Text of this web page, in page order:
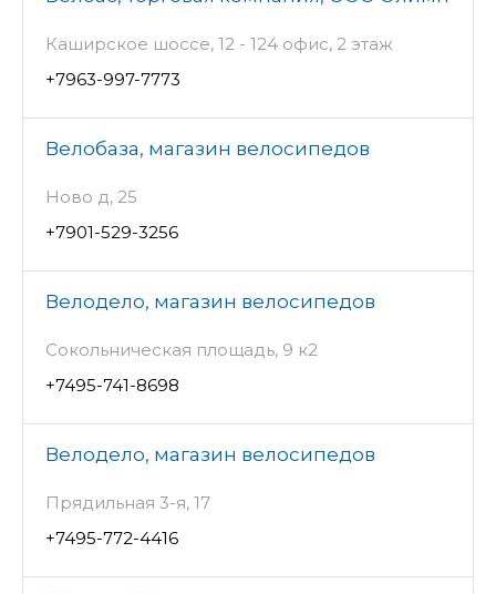
Каширское шоссе, 12 - 124 офис, 2 этаж
+7963-997-7773
Велобаза, магазин велосипедов
Ново д, 25
+7901-529-3256
Велодело, магазин велосипедов
Сокольническая площадь, 9 к2
+7495-741-8698
Велодело, магазин велосипедов
Прядильная 3-я, 17
+7495-772-4416